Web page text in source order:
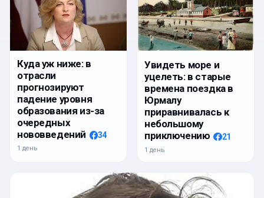
Куда уж ниже: в
отрасли
прогнозируют
падение уровня
образования из-за
очередных
нововведений
34
1 день
Увидеть море и
уцелеть: в старые
времена поездка в
Юрмалу
приравнивалась к
небольшому
приключению
21
1 день